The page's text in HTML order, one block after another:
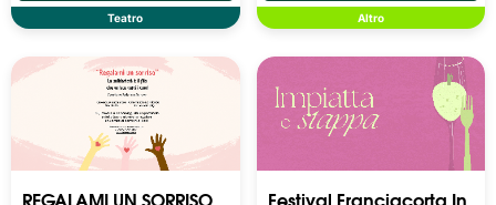
Teatro Altro
REGALAMI UN SORRISO
Festival Franciacorta In